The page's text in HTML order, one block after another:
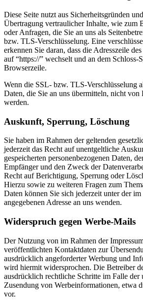
Diese Seite nutzt aus Sicherheitsgründen
Übertragung vertraulicher Inhalte, wie zum
oder Anfragen, die Sie an uns als
bzw. TLS-Verschlüsselung. Eine
erkennen Sie daran, dass die Adresszeile
auf “https://” wechselt und an dem Schloss-
Browserzeile.
Wenn die SSL- bzw. TLS-Verschlüsselung
Daten, die Sie an uns übermitteln, nicht von
werden.
Auskunft, Sperrung, Löschung
Sie haben im Rahmen der geltenden
jederzeit das Recht auf unentgeltliche
gespeicherten personenbezogenen Daten,
Empfänger und den Zweck der
Recht auf Berichtigung, Sperrung oder
Hierzu sowie zu weiteren Fragen zum
Daten können Sie sich jederzeit unter der im
angegebenen Adresse an uns wenden.
Widerspruch gegen Werbe-Mails
Der Nutzung von im Rahmen der
veröffentlichten Kontaktdaten zur
ausdrücklich angeforderter Werbung und
wird hiermit widersprochen. Die Betreiber
ausdrücklich rechtliche Schritte im Falle der
Zusendung von Werbeinformationen, etwa
vor.